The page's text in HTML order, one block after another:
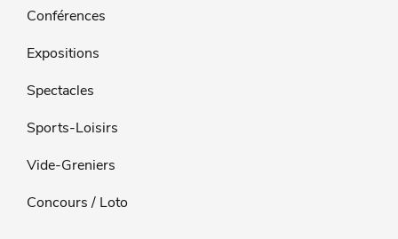
Conférences
Expositions
Spectacles
Sports-Loisirs
Vide-Greniers
Concours / Loto